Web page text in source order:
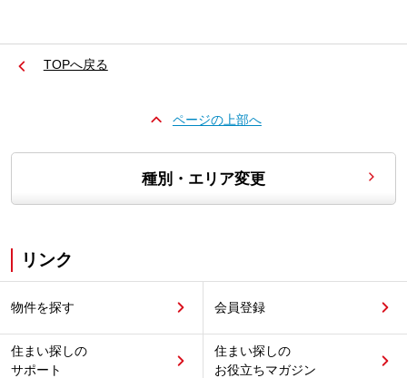
TOPへ戻る
ページの上部へ
種別・エリア変更
リンク
物件を探す 会員登録
住まい探しの
サポート
住まい探しの
お役立ちマガジン